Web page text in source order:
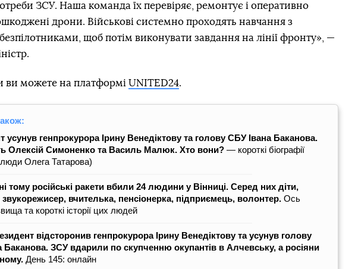
ЗСУ. Наша команда їх перевіряє, ремонтує і оперативно
дрони. Військові системно проходять навчання з
щоб потім виконувати завдання на лінії фронту», —
ви можете на платформі UNITED24.
усунув генпрокурора Ірину Венедіктову та голову СБУ Івана Баканова.
Олексій Симоненко та Василь Малюк. Хто вони? ― короткі біографії
Олега Татарова)
тому російські ракети вбили 24 людини у Вінниці. Серед них діти,
звукорежисер, вчителька, пенсіонерка, підприємець, волонтер. Ось
та короткі історії цих людей
відсторонив генпрокурора Ірину Венедіктову та усунув голову
Баканова. ЗСУ вдарили по скупченню окупантів в Алчевську, а росіяни
День 145: онлайн